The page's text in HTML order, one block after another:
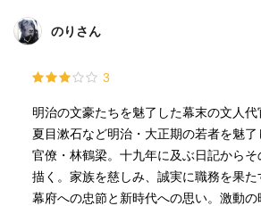
のりさん
3
明治の文豪たちを魅了した幕末の文人代
夏目漱石など明治・大正期の若者を魅了
官僚・林鶴梁。十九年に及ぶ日記からそ
描く。家族を慈しみ、誠実に職務を果た
幕府への忠節と新時代への思い。激動